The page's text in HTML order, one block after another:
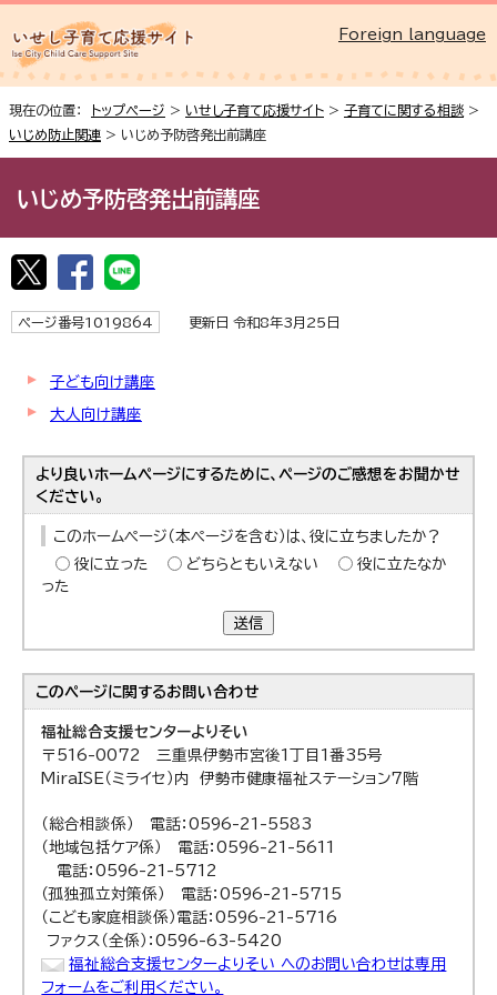
Foreign language
現在の位置： トップページ > いせし子育て応援サイト > 子育てに関する相談 >
いじめ防止関連 > いじめ予防啓発出前講座
いじめ予防啓発出前講座
ページ番号1019864 更新日 令和8年3月25日
子ども向け講座
大人向け講座
より良いホームページにするために、ページのご感想をお聞かせ
ください。
このホームページ（本ページを含む）は、役に立ちましたか？
役に立った
どちらともいえない
役に立たなか
った
送信
このページに関するお問い合わせ
福祉総合支援センターよりそい
〒516-0072 三重県伊勢市宮後1丁目1番35号
MiraISE（ミライセ）内 伊勢市健康福祉ステーション7階
（総合相談係） 電話：0596-21-5583
（地域包括ケア係） 電話：0596-21-5611
電話：0596-21-5712
（孤独孤立対策係） 電話：0596-21-5715
（こども家庭相談係）電話：0596-21-5716
ファクス（全係）：0596-63-5420
福祉総合支援センターよりそい へのお問い合わせは専用
フォームをご利用ください。